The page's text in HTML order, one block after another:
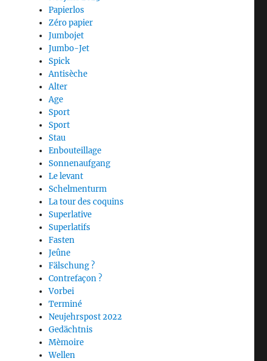
Papierlos
Zéro papier
Jumbojet
Jumbo-Jet
Spick
Antisèche
Alter
Age
Sport
Sport
Stau
Enbouteillage
Sonnenaufgang
Le levant
Schelmenturm
La tour des coquins
Superlative
Superlatifs
Fasten
Jeûne
Fälschung ?
Contrefaçon ?
Vorbei
Terminé
Neujehrspost 2022
Gedächtnis
Mèmoire
Wellen